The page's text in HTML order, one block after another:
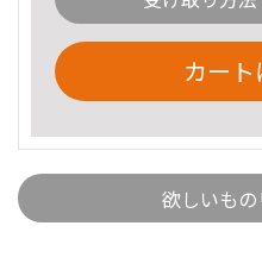
カー
欲しいも